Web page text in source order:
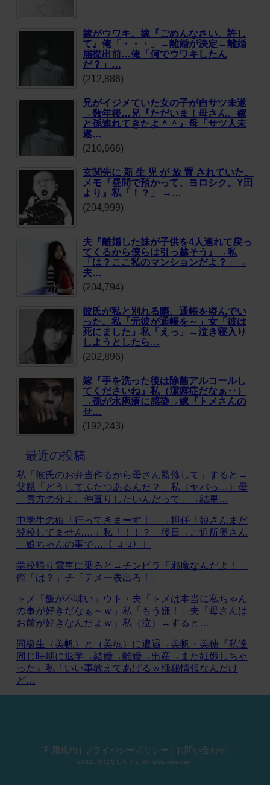
嫁がウワキ。嫁『ごめんなさい、許し
て』俺「・・・」→離婚が決定→離婚
届提出前…俺「何でウワキしたん
だ？」…
(212,886)
兄がイジメていた女の子が自サツ未遂
→数年後…兄『ただいま！母さん、嫁
と孫連れてきたよ＾＾』母「サツ人未
遂…
(210,666)
玄関先に 新 生 児 が 放 置 されていた。
メモ『昼間で預かって、ヨロシク。Y田
より』私「！？」 →…
(204,999)
夫『離婚した妹が子供を4人連れて戻っ
てくるから僕らは引っ越そう』→私
「は？ここ私のマンションだよ？」→
夫…
(204,794)
彼氏が私と別れる際、通帳を盗んでい
った。私「元彼が通帳を～」女「彼は
死にました」私「えっ」→泣き寝入り
しようとしたら…
(202,896)
嫁『手を洗った後は除菌アルコールし
てくださいね』私（潔癖症だなぁ‥）
→孫が水疱瘡に感染→嫁『トメさんの
せ…
(192,243)
最近の投稿
私「彼氏のお弁当作るから母さん監修して」すると→
父親「どうしてふたつあるんだ？」私（ヤバっ…）母
「貴方の分よ。仲直りしたいんだって」→結果…
中学生の娘「行ってきまーす！」→担任「娘さんまだ
登校してません…」私「！！？」後日→ご近所奥さん
「娘ちゃんの事で…（ﾆｺﾆｺ）」
学校帰り電車に乗ると→チンピラ「邪魔なんだよ！」
俺「は？」チ「テメー表出ろ！」
トメ「飯が不味い」ウト・夫「トメは本当に私ちゃん
の事が好きだなぁ～ｗ」私「もう嫌！」夫「母さんは
お前が好きなんだよｗ」私（泣）→すると…
同級生（美帆）と（美穂）に遭遇→美帆・美穂『私達
同じ時期に退学→結婚→離婚→出産→また妊娠しちゃ
った』私「いい事教えてあげるｗ極秘情報なんだけ
ど…
利用規約 プライバシーポリシー お問い合わせ
©2026 おはなしカフェ All rights reserved.